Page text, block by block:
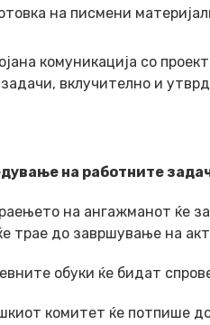
на писмени
комуникација со
вклучително и
на работните
на ангажманот ќе
трае до завршување на
обуки ќе бидат
комитет ќе потпише